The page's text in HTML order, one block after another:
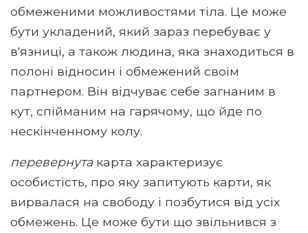
обмеженими можливостями тіла. Це може
бути укладений, який зараз перебуває у
в'язниці, а також людина, яка знаходиться в
полоні відносин і обмежений своїм
партнером. Він відчуває себе загнаним в
кут, спійманим на гарячому, що йде по
нескінченному колу.
перевернутакарта характеризує
особистість, про яку запитують карти, як
вирвалася на свободу і позбутися від усіх
обмежень. Це може бути що звільнився з